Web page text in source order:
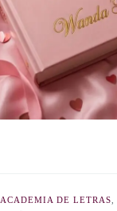
ACADEMIA DE LETRAS